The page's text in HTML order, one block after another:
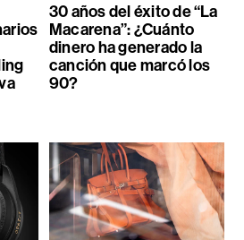
30 años del éxito de “La
Macarena”: ¿Cuánto
dinero ha generado la
canción que marcó los
90?